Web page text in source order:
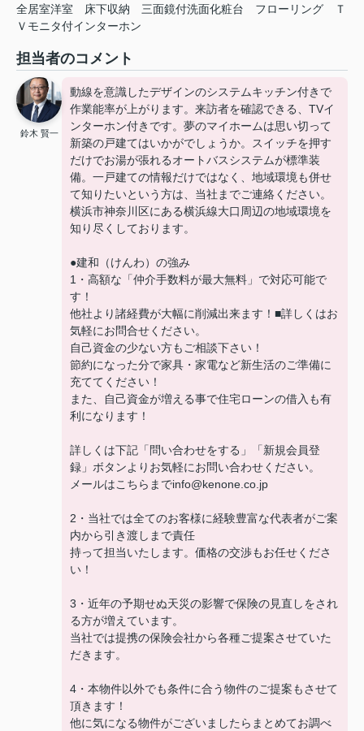
全居室洋室 床下収納 三面鏡付洗面化粧台 フローリング
Ｔ
Ｖモニタ付インターホン
担当者のコメント
鈴木 賢一
動線を意識したデザインのシステムキッチン付きで
作業能率が上がります。来訪者を確認できる、TVイ
ンターホン付きです。夢のマイホームは思い切って
新築の戸建てはいかがでしょうか。スイッチを押す
だけでお湯が張れるオートバスシステムが標準装
備。一戸建ての情報だけではなく、地域環境も併せ
て知りたいという方は、当社までご連絡ください。
横浜市神奈川区にある横浜線大口周辺の地域環境を
知り尽くしております。
●建和（けんわ）の強み
1・高額な「仲介手数料が最大無料」で対応可能で
す！
他社より諸経費が大幅に削減出来ます！■詳しくはお
気軽にお問合せください。
自己資金の少ない方もご相談下さい！
節約になった分で家具・家電など新生活のご準備に
充ててください！
また、自己資金が増える事で住宅ローンの借入も有
利になります！
詳しくは下記「問い合わせをする」「新規会員登
録」ボタンよりお気軽にお問い合わせください。
メールはこちらまでinfo@kenone.co.jp
2・当社では全てのお客様に経験豊富な代表者がご案
内から引き渡しまで責任
持って担当いたします。価格の交渉もお任せくださ
い！
3・近年の予期せぬ天災の影響で保険の見直しをされ
る方が増えています。
当社では提携の保険会社から各種ご提案させていた
だきます。
4・本物件以外でも条件に合う物件のご提案もさせて
頂きます！
他に気になる物件がございましたらまとめてお調べ